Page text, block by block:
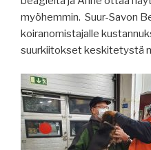
myöhemmin. Suur-Savon
koiranomistajalle
suurkiitokset keskitetystä